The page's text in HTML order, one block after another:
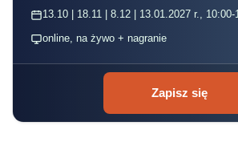
13.10 | 18.11 | 8.12 | 13.01.2027 r., 10:00-
online, na żywo + nagranie
Zapisz się